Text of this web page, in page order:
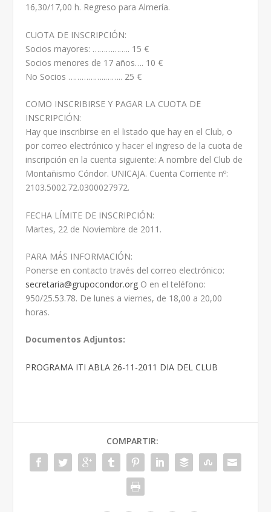
16,30/17,00 h. Regreso para Almería.
CUOTA DE INSCRIPCIÓN:
Socios mayores: …………….. 15 €
Socios menores de 17 años…. 10 €
No Socios ……………..…….. 25 €
COMO INSCRIBIRSE Y PAGAR LA CUOTA DE
INSCRIPCIÓN:
Hay que inscribirse en el listado que hay en el Club, o
por correo electrónico y hacer el ingreso de la cuota de
inscripción en la cuenta siguiente: A nombre del Club de
Montañismo Cóndor. UNICAJA. Cuenta Corriente nº:
2103.5002.72.0300027972.
FECHA LÍMITE DE INSCRIPCIÓN:
Martes, 22 de Noviembre de 2011.
PARA MÁS INFORMACIÓN:
Ponerse en contacto través del correo electrónico:
secretaria@grupocondor.org O en el teléfono:
950/25.53.78. De lunes a viernes, de 18,00 a 20,00
horas.
Documentos Adjuntos:
PROGRAMA ITI ABLA 26-11-2011 DIA DEL CLUB
COMPARTIR: